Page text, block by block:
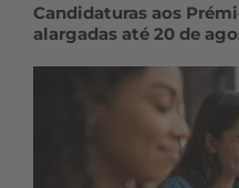
Candidaturas aos
alargadas até 20 de